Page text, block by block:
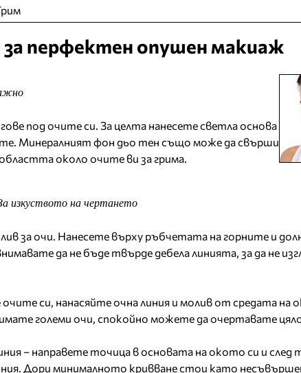
перфектен опушен макиаж
под очите си. За целта нанесете светла основа
Минералният фон дьо тен също може да свърши
около очите ви за грима.
изкуството на чертането
за очи. Нанесете върху ръбчетата на горните и
да не бъде твърде дебела линията, за да не
си, нанасяйте очна линия и молив от средата на
големи очи, спокойно можете да очертавате
– направете точица в основата на окото си и след
Дори минималното кривване стои като